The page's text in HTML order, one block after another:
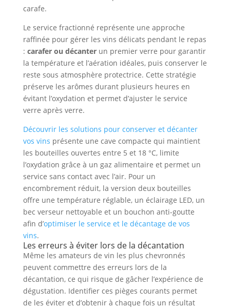
carafe.
Le service fractionné représente une approche
raffinée pour gérer les vins délicats pendant le repas
: carafer ou décanterun premier verre pour garantir
la température et l’aération idéales, puis conserver le
reste sous atmosphère protectrice. Cette stratégie
préserve les arômes durant plusieurs heures en
évitant l’oxydation et permet d’ajuster le service
verre après verre.
Découvrir les solutions pour conserver et décanter
vos vins présente une cave compacte qui maintient
les bouteilles ouvertes entre 5 et 18 °C, limite
l’oxydation grâce à un gaz alimentaire et permet un
service sans contact avec l’air. Pour un
encombrement réduit, la version deux bouteilles
offre une température réglable, un éclairage LED, un
bec verseur nettoyable et un bouchon anti-goutte
afin d’optimiser le service et le décantage de vos
vins.
Les erreurs à éviter lors de la décantation
Même les amateurs de vin les plus chevronnés
peuvent commettre des erreurs lors de la
décantation, ce qui risque de gâcher l’expérience de
dégustation. Identifier ces pièges courants permet
de les éviter et d’obtenir à chaque fois un résultat